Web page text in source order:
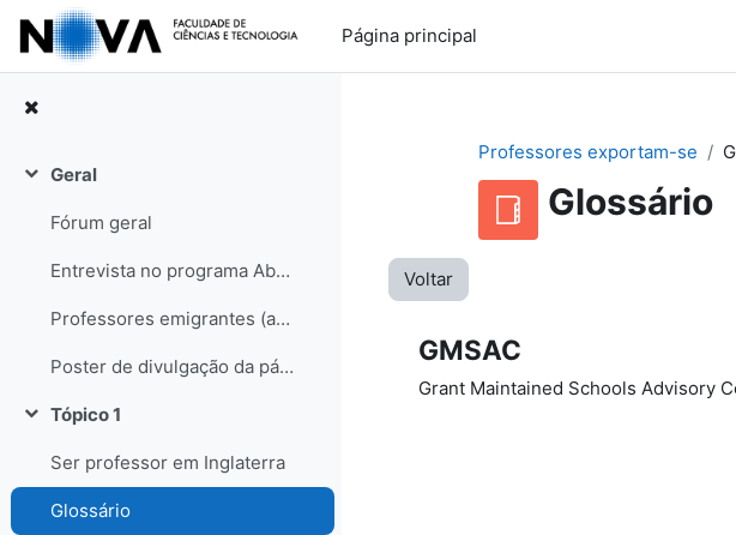
Ir para o conteúdo principal
Página principal
Contrair
Geral
Fórum geral
Entrevista no programa Abraço de Domingo (RDP internacional)
Professores emigrantes (artigo no semanário Sol, edição de 31-05-08)
Poster de divulgação da página
Contrair
Tópico 1
Ser professor em Inglaterra
Glossário
Professores exportam-se
Glossário
Voltar
GMSAC
Grant Maintained Schools Advisory